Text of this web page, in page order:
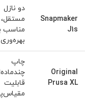
Snapmaker
J1s
دو نازل
مستقل،
مناسب
بهره‌وری
Original
Prusa XL
چاپ
قابلیت